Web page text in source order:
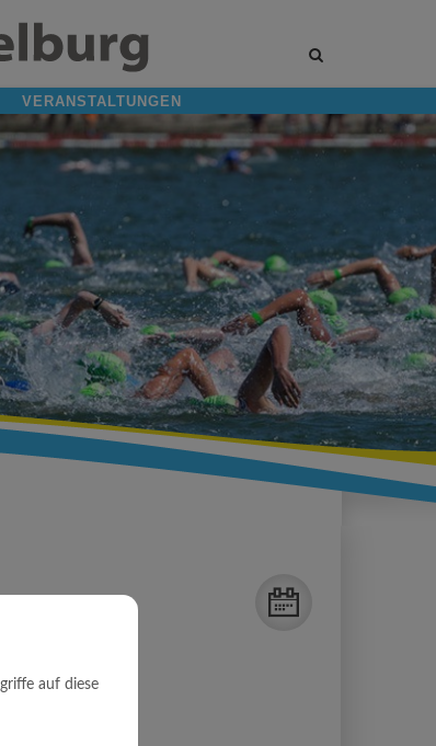
Site
VERANSTALTUNGEN
auf diese